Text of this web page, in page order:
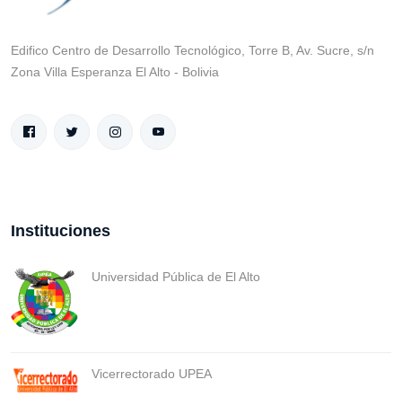
Edifico Centro de Desarrollo Tecnológico, Torre B, Av. Sucre, s/n
Zona Villa Esperanza El Alto - Bolivia
Instituciones
Universidad Pública de El Alto
Vicerrectorado UPEA